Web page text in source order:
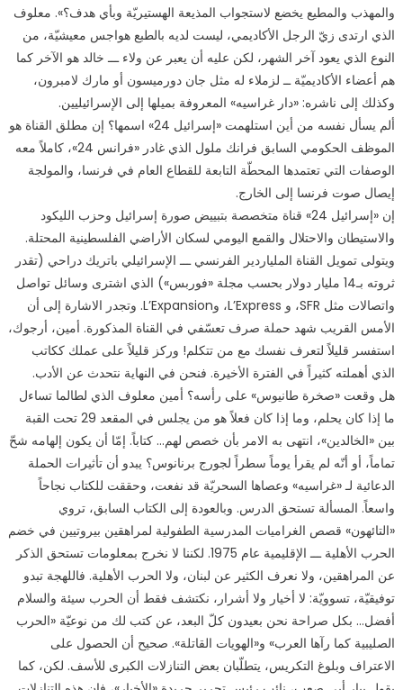
والمهذب والمطيع يخضع لاستجواب المذيعة الهستيريّة وبأي هدف؟». معلوف
الذي ارتدى زيّ الرجل الأكاديمي، ليست لديه بالطبع هواجس معيشيّة، من
النوع الذي يعود آخر الشهر، لكن عليه أن يعبر عن ولاء ـــ خالد هو الآخر كما
هم أعضاء الأكاديميّة ــ لزملاء له مثل جان دورميسون أو مارك لامبرون،
وكذلك إلى ناشره: «دار غراسيه» المعروفة بميلها إلى الإسرائيليين.
ألم يسأل نفسه من أين استلهمت «إسرائيل 24» اسمها؟ إن مطلق القناة هو
الموظف الحكومي السابق فرانك ملول الذي غادر «فرانس 24»، كاملاً معه
الوصفات التي تعتمدها المحطّة التابعة للقطاع العام في فرنسا، والمولجة
إيصال صوت فرنسا إلى الخارج.
إن «إسرائيل 24» قناة متخصصة بتبييض صورة إسرائيل وحزب الليكود
والاستيطان والاحتلال والقمع اليومي لسكان الأراضي الفلسطينية المحتلة.
ويتولى تمويل القناة الملياردير الفرنسي ـــ الإسرائيلي باتريك دراحي (تقدر
ثروته بـ14 مليار دولار بحسب مجلة «فوربس») الذي اشترى وسائل تواصل
واتصالات مثل SFR، و L’Express، وL’Expansion. وتجدر الاشارة إلى أن
الأمس القريب شهد حملة صرف تعسّفي في القناة المذكورة. أمين، أرجوك،
استفسر قليلاً لتعرف نفسك مع من تتكلم! وركز قليلاً على عملك ككاتب
الذي أهملته كثيراً في الفترة الأخيرة. فنحن في النهاية نتحدث عن الأدب.
هل وقعت «صخرة طانيوس» على رأسه؟ أمين معلوف الذي لطالما تساءل
ما إذا كان يحلم، وما إذا كان فعلاً هو من يجلس في المقعد 29 تحت القبة
بين «الخالدين»، انتهى به الامر بأن خصص لهم… كتاباً. إمّا أن يكون إلهامه شحّ
تماماً، أو أنّه لم يقرأ يوماً سطراً لجورج برنانوس؟ يبدو أن تأثيرات الحملة
الدعائية لـ «غراسيه» وعصاها السحريّة قد نفعت، وحققت للكتاب نجاحاً
واسعاً. المسألة تستحق الدرس. وبالعودة إلى الكتاب السابق، تروي
«التائهون» قصص الغراميات المدرسية الطفولية لمراهقين بيروتيين في خضم
الحرب الأهلية ـــ الإقليمية عام 1975. لكننا لا نخرج بمعلومات تستحق الذكر
عن المراهقين، ولا نعرف الكثير عن لبنان، ولا الحرب الأهلية. فاللهجة تبدو
توفيقيّة، تسوويّة: لا أخيار ولا أشرار، نكتشف فقط أن الحرب سيئة والسلام
أفضل… بكل صراحة نحن بعيدون كلّ البعد، عن كتب لك من نوعيّة «الحرب
الصليبية كما رآها العرب» و«الهويات القاتلة». صحيح أن الحصول على
الاعتراف وبلوغ التكريس، يتطلّبان بعض التنازلات الكبرى للأسف. لكن، كما